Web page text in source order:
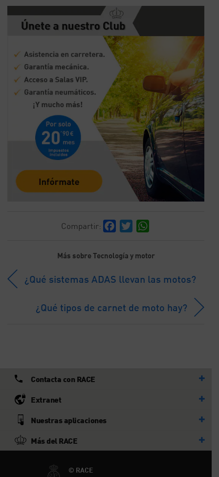
Compartir: Facebook
Twitter
Más sobre Tecnología y motor
¿Qué sistemas ADAS llevan las motos?
¿Qué tipos de carnet de moto hay?
Contacta con RACE
Extranet
Nuestras aplicaciones
Más del RACE
© RACE